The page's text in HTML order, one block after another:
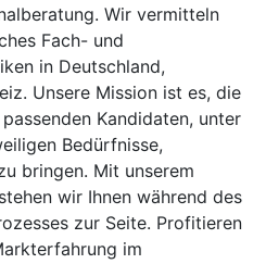
Wir vermitteln
Fach- und
in Deutschland,
Unsere Mission ist es, die
Kandidaten, unter
Bedürfnisse,
bringen. Mit unserem
wir Ihnen während des
zur Seite. Profitieren
im